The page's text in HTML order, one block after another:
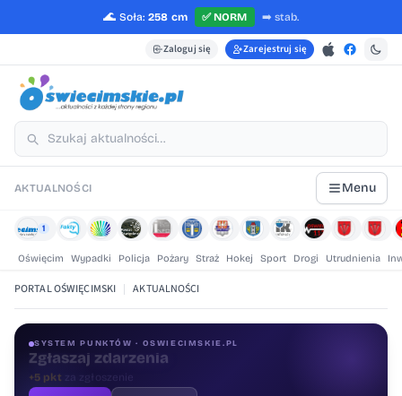
🌊 Soła: 258 cm ✅NORM ➡️ stab.
Zaloguj się Zarejestruj się
AKTUALNOŚCI Menu
1
Oświęcim Wypadki Policja Pożary Straż Hokej Sport Drogi Utrudnienia
PORTAL OŚWIĘCIMSKI | AKTUALNOŚCI
SYSTEM PUNKTÓW · OSWIECIMSKIE.PL
Oceniaj treści
+1 pktza ocenę